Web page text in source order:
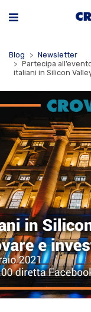
Blog
Newsletter
Partecipa
italiani in Silicon